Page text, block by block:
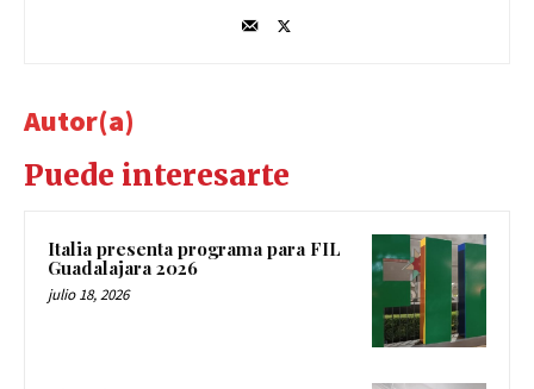
Autor(a)
Puede interesarte
Italia presenta programa para FIL
Guadalajara 2026
julio 18, 2026